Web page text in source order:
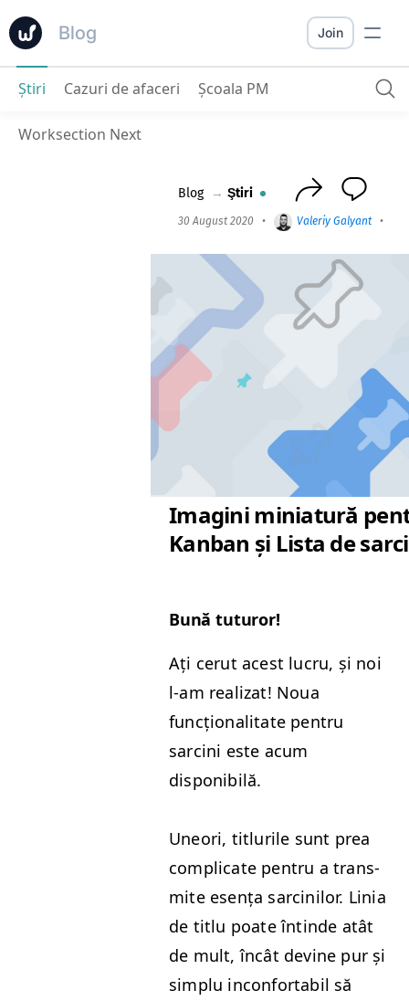
Blog Join
Ştiri Cazuri de afaceri Școala PM
Worksection Next
Blog → Ştiri
30 August 2020 • Valeriy Galyant •
Imagini miniatură
Kanban și Lista de
Bună tutur­or!
Ați cerut acest lucru, și noi
l‑am real­izat! Noua
funcțion­al­i­tate pen­tru
sarci­ni este acum
disponibilă.
Une­ori, titlurile sunt prea
com­pli­cate pen­tru a trans­
mite esența sarcinilor. Linia
de titlu poate întinde atât
de mult, încât devine pur și
sim­plu incon­fort­a­bil să